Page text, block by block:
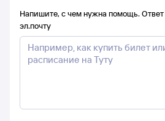
Напишите, с чем нужна помощь.
эл.почту